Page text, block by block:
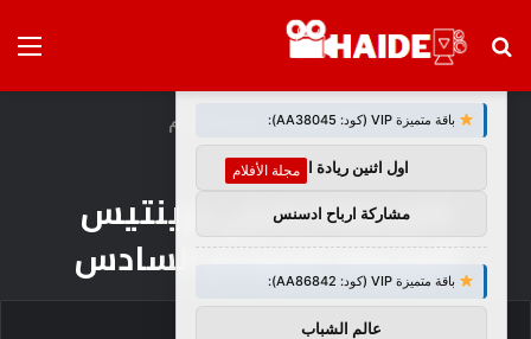
بحث
الرئيسية/ مجلة الأفلام
مجلة الأفلام
شرح وفاة إميلي برينتيس
المزيفة للموسم السادس
توصيات :
باقة متميزة VIP (كود: AA38045):
اول اثنين ريادة اعمال
مشاركة ارباح ادسنس
باقة متميزة VIP (كود: AA86842):
عالم الشباب